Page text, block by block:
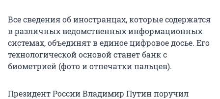
Все сведения об иностранцах, которые содержатся
в различных ведомственных информационных
системах, объединят в единое цифровое досье. Его
технологической основой станет банк с
биометрией (фото и отпечатки пальцев).
Президент России Владимир Путин поручил